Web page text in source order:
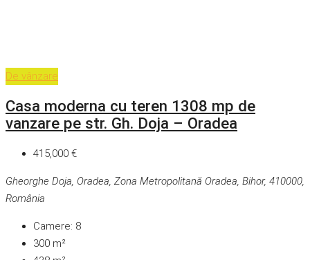
De vânzare
Casa moderna cu teren 1308 mp de
vanzare pe str. Gh. Doja – Oradea
415,000 €
Gheorghe Doja, Oradea, Zona Metropolitană Oradea, Bihor, 410000,
România
Camere: 8
300 m²